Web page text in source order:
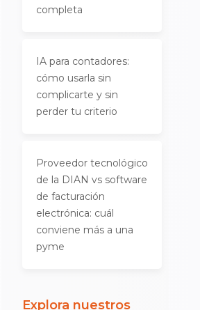
completa
IA para contadores:
cómo usarla sin
complicarte y sin
perder tu criterio
Proveedor tecnológico
de la DIAN vs software
de facturación
electrónica: cuál
conviene más a una
pyme
Explora nuestros